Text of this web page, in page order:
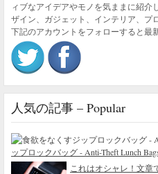
ィブなアイデアやモノを気ままに紹
ザイン、ガジェット、インテリア、プ
下記のアカウントをフォローすると最
人気の記事 – Popular
ップロックバッグ - Anti-Theft Lunch
これはオシャレ！文章